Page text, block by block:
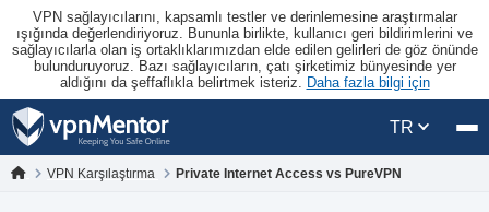
VPN sağlayıcılarını, kapsamlı testler ve derinlemesine araştırmalar
ışığında değerlendiriyoruz. Bununla birlikte, kullanıcı geri bildirimlerini ve
sağlayıcılarla olan iş ortaklıklarımızdan elde edilen gelirleri de göz önünde
bulunduruyoruz. Bazı sağlayıcıların, çatı şirketimiz bünyesinde yer
aldığını da şeffaflıkla belirtmek isteriz. Daha fazla bilgi için
TR
VPN Karşılaştırma Private Internet Access vs PureVPN